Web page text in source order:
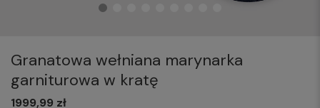
Granatowa wełniana marynarka
garniturowa w kratę
1999,99 zł